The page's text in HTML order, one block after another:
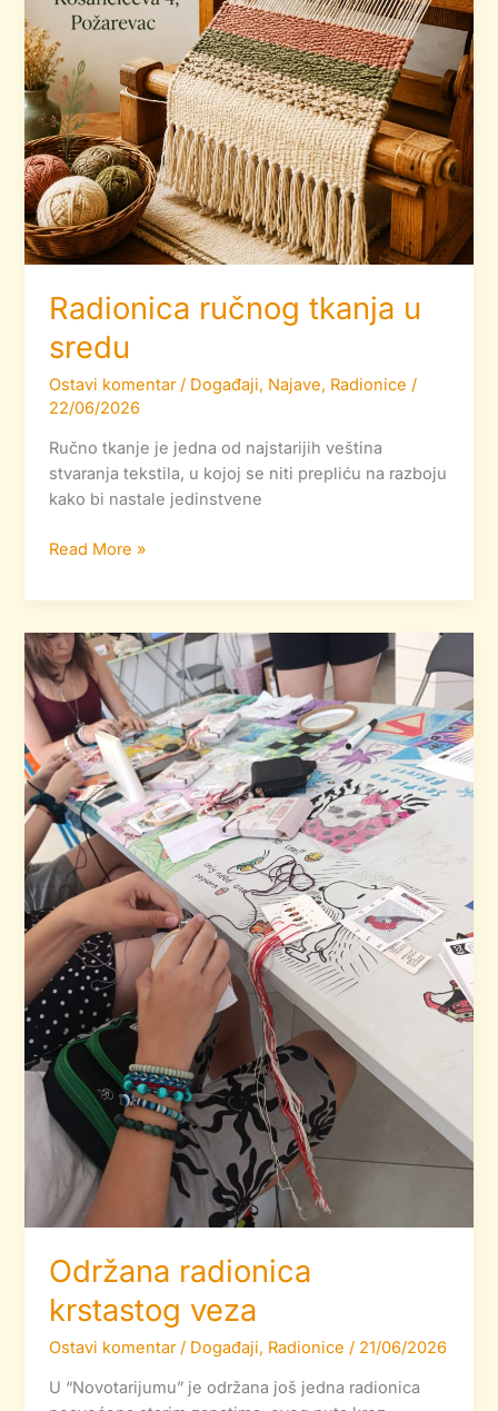
Radionica ručnog tkanja u
sredu
Ostavi komentar / Događaji, Najave, Radionice /
22/06/2026
Ručno tkanje je jedna od najstarijih veština
stvaranja tekstila, u kojoj se niti prepliću na razboju
kako bi nastale jedinstvene
Read More »
Održana radionica
krstastog veza
Ostavi komentar / Događaji, Radionice / 21/06/2026
U “Novotarijumu” je održana još jedna radionica
Održana
radionica
krstastog
veza